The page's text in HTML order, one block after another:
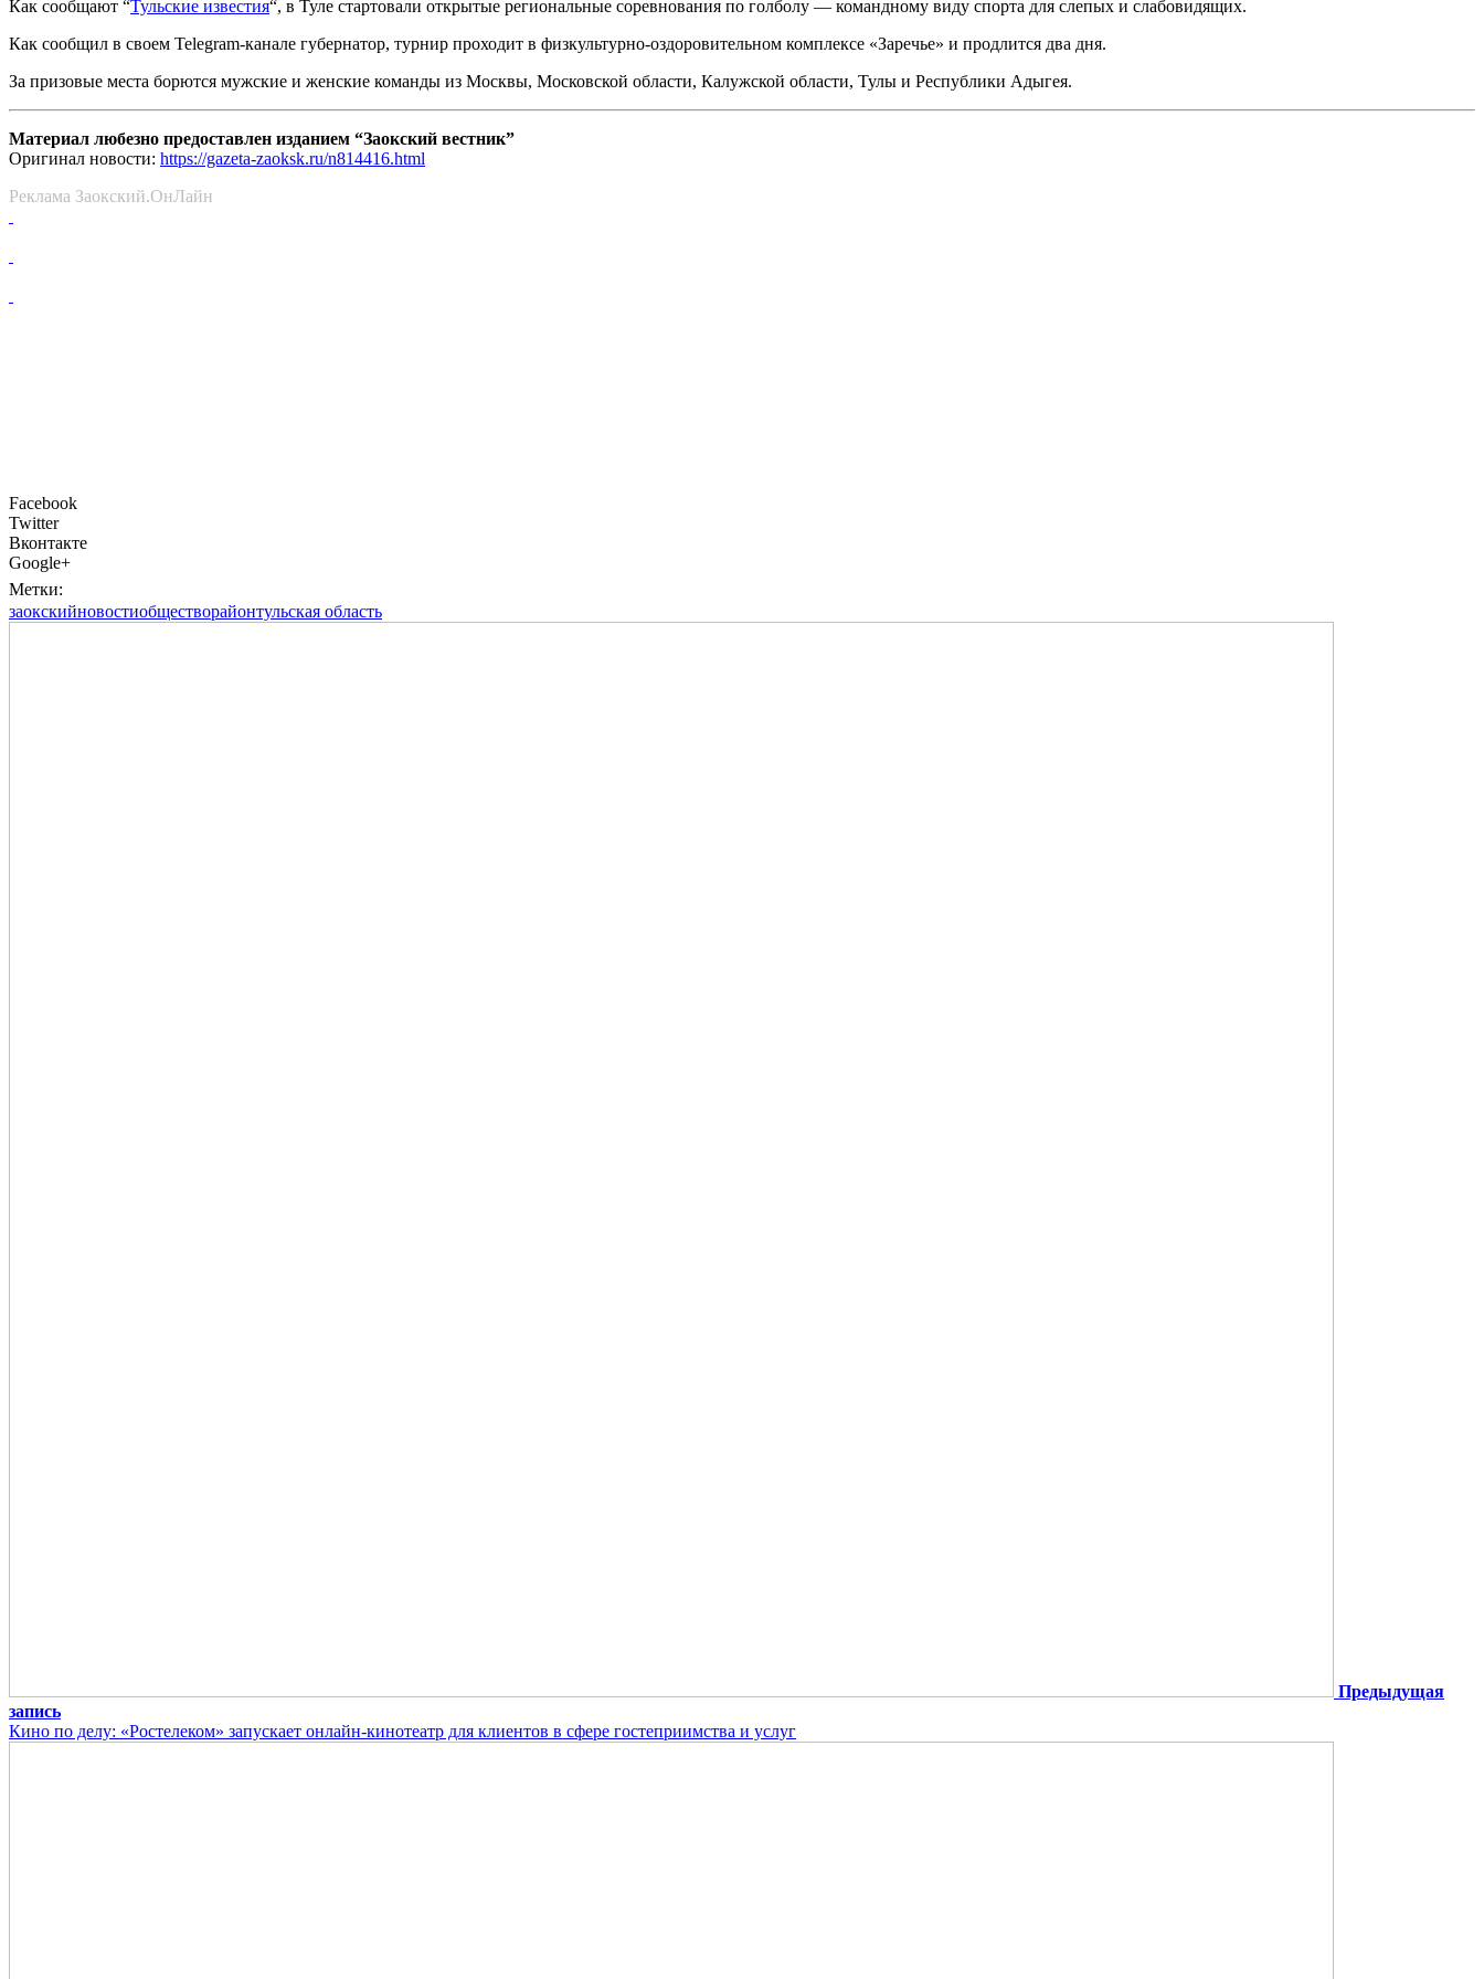
Как сообщают “Тульские известия“, в Туле стартовали открытые региональные соревнования по голболу — командному виду спорта для слепых и слабовидящих.
Как сообщил в своем Telegram-канале губернатор, турнир проходит в физкультурно-оздоровительном комплексе «Заречье» и продлится два дня.
За призовые места борются мужские и женские команды из Москвы, Московской области, Калужской области, Тулы и Республики Адыгея.
Материал любезно предоставлен изданием “Заокский вестник”
Оригинал новости: https://gazeta-zaoksk.ru/n814416.html
Реклама Заокский.ОнЛайн
Facebook
Twitter
Вконтакте
Google+
Метки:
заокскийновостиобществорайонтульская область
Предыдущая
запись
Кино по делу: «Ростелеком» запускает онлайн-кинотеатр для клиентов в сфере гостеприимства и услуг